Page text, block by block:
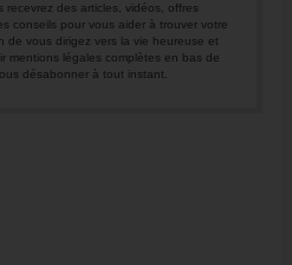
recevrez des articles, vidéos, offres
conseils pour vous aider à trouver votre
de vous dirigez vers la vie heureuse et
mentions légales complètes en bas de
désabonner à tout instant.